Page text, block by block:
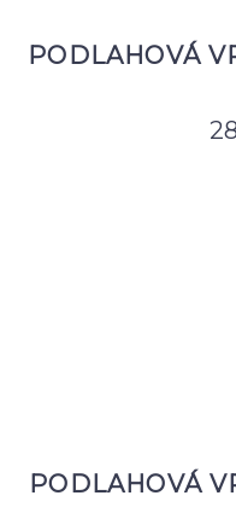
PODLAHOVÁ
PODLAHOVÁ